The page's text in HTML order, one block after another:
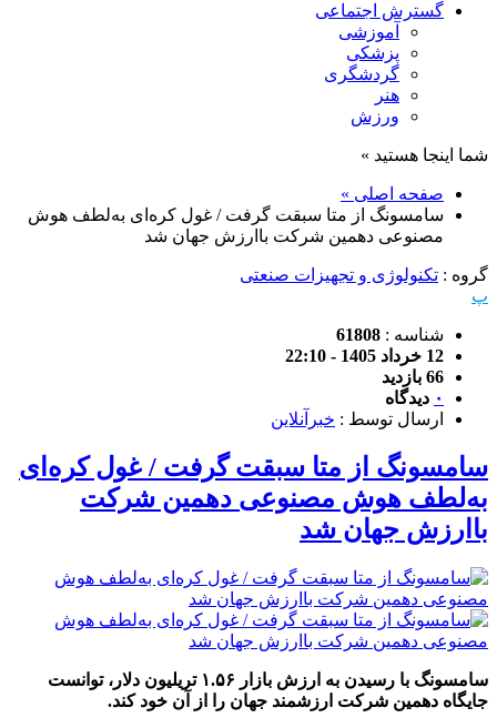
گسترش اجتماعی
آموزشی
پزشکی
گردشگری
هنر
ورزش
شما اینجا هستید »
صفحه اصلی »
سامسونگ از متا سبقت گرفت / غول کره‌ای به‌لطف هوش
مصنوعی دهمین شرکت باارزش جهان شد
گروه : تکنولوژی و تجهیزات صنعتی
پ
شناسه : 61808
12 خرداد 1405 - 22:10
66 بازدید
۰ دیدگاه
ارسال توسط : خبرآنلاین
سامسونگ از متا سبقت گرفت / غول کره‌ای
به‌لطف هوش مصنوعی دهمین شرکت
باارزش جهان شد
سامسونگ با رسیدن به ارزش بازار ۱.۵۶ تریلیون دلار، توانست
جایگاه دهمین شرکت ارزشمند جهان را از آن خود کند.